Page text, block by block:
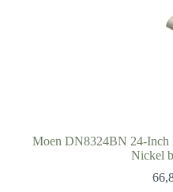
Moen DN8324BN 24-Inch
Nickel